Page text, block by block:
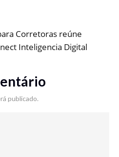
Corretoras reúne
Inteligencia Digital
publicado.